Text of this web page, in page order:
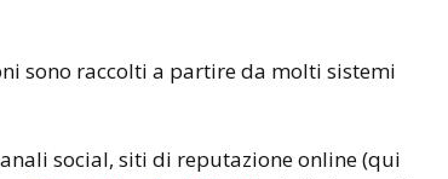
sono raccolti a partire da molti sistemi
social, siti di reputazione online (qui